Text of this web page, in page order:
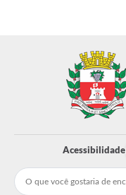
Acessibilidade